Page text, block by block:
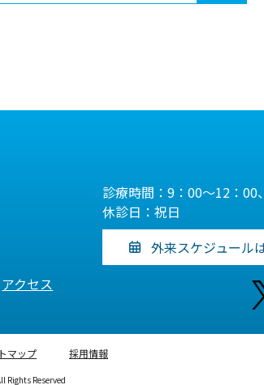
アクセス
診療時間：9：00～12：00
休診日：祝日
外来スケジュール
マップ 採用情報
Rights Reserved